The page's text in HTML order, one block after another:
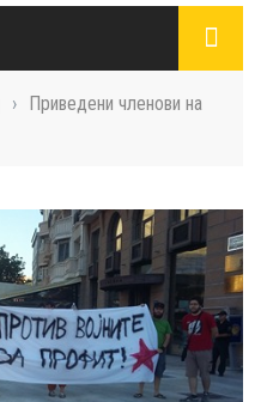
› Приведени членови на